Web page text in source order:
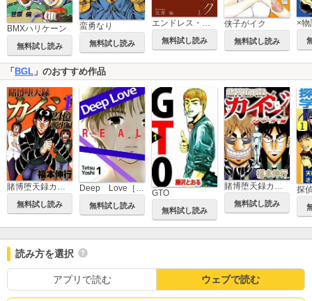
BMXハリケーン
無料試し読み
蛮勇なり
無料試し読み
エンドレス・ドラッグ・ウォーズ リスク
無料試し読み
侠子がイク
無料試し読み
×物
「 BGL 」のおすすめ作品
無料試し読み
Deep Love［REAL]
無料試し読み
GTO
無料試し読み
賭博堕天録カイジ ワン・ポーカー編
無料試し読み
探
読み方を選択
アプリで読む ウェブで読む